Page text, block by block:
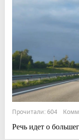
Прочитали: 604
Речь идет о